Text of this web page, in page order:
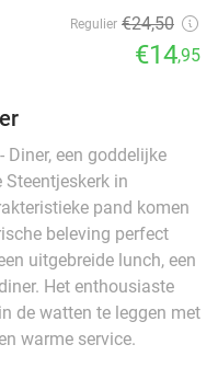
Regulier €24,50
€14,95
een goddelijke
in
pand komen
beleving perfect
uitgebreide lunch, een
Het enthousiaste
de watten te leggen met
warme service.